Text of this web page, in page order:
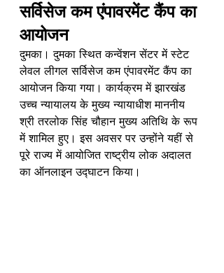
सर्विसेज कम एंपावरमेंट कैंप का
आयोजन
दुमका। दुमका स्थित कन्वेंशन सेंटर में स्टेट
लेवल लीगल सर्विसेज कम एंपावरमेंट कैंप का
आयोजन किया गया। कार्यक्रम में झारखंड
उच्च न्यायालय के मुख्य न्यायाधीश माननीय
श्री तरलोक सिंह चौहान मुख्य अतिथि के रूप
में शामिल हुए। इस अवसर पर उन्होंने यहीं से
पूरे राज्य में आयोजित राष्ट्रीय लोक अदालत
का ऑनलाइन उद्घाटन किया।